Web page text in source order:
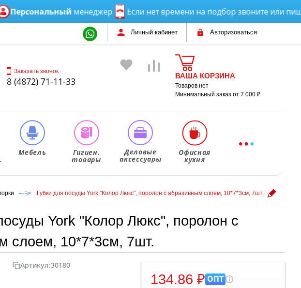
менеджер Если нет времени на подбор звоните или
Личный кабинет Авторизоваться
Заказать звонок
8 (4872) 71-11-33 ВАША КОРЗИНА
Товаров нет
Минимальный заказ от 7 000 ₽
Мебель Гигиен.
товары
Деловые
аксессуары
Офисная
кухня
Губки для посуды York "Колор Люкс", поролон с абразивным слоем, 10*7*3см, 7шт.
York "Колор Люкс", поролон с
слоем, 10*7*3см, 7шт.
Артикул:30180
134.86 ₽ ОПТ